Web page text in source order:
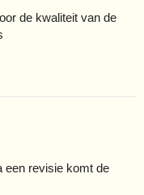
de kwaliteit van de
een revisie komt de